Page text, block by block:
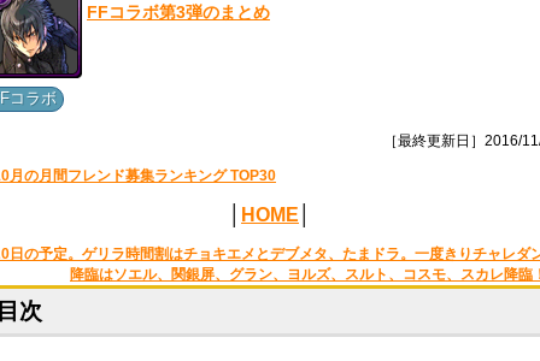
FFコラボ第3弾のまとめ
コラボ
［最終更新日］2016/
月の月間フレンド募集ランキング TOP30
HOME
日の予定。ゲリラ時間割はチョキエメとデブメタ、たまドラ。一度きりチャレダ
降臨はソエル、関銀屏、グラン、ヨルズ、スルト、コスモ、スカレ降臨
次